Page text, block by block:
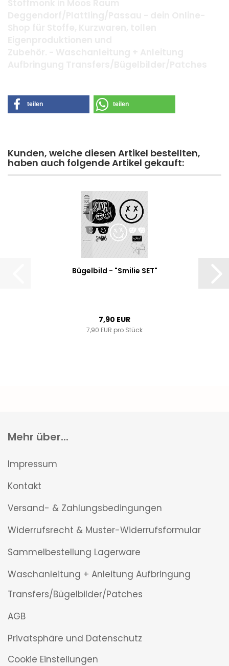
teilen teilen
Kunden, welche diesen Artikel bestellten,
haben auch folgende Artikel gekauft:
Bügelbild - "Smilie SET"
7,90 EUR
7,90 EUR pro Stück
Mehr über...
Impressum
Kontakt
Versand- & Zahlungsbedingungen
Widerrufsrecht & Muster-Widerrufsformular
Sammelbestellung Lagerware
Waschanleitung + Anleitung Aufbringung
Transfers/Bügelbilder/Patches
AGB
Privatsphäre und Datenschutz
Cookie Einstellungen